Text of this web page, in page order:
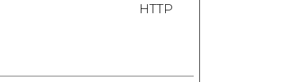
HTTP